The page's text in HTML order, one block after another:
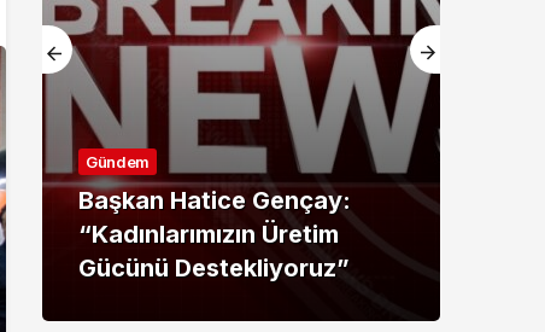
Gündem
Başkan Hatice Gençay:
“Kadınlarımızın Üretim
Gücünü Destekliyoruz”